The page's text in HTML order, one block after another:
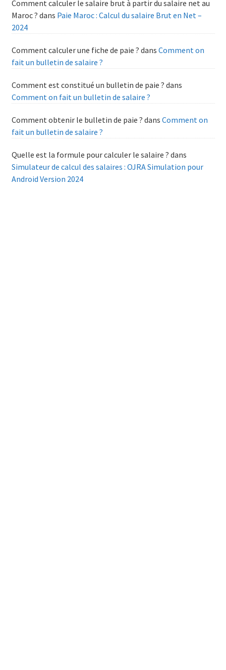
Comment calculer le salaire brut à partir du salaire net au
Maroc ? dans Paie Maroc : Calcul du salaire Brut en Net –
2024
Comment calculer une fiche de paie ? dans Comment on
fait un bulletin de salaire ?
Comment est constitué un bulletin de paie ? dans
Comment on fait un bulletin de salaire ?
Comment obtenir le bulletin de paie ? dans Comment on
fait un bulletin de salaire ?
Quelle est la formule pour calculer le salaire ? dans
Simulateur de calcul des salaires : OJRA Simulation pour
Android Version 2024